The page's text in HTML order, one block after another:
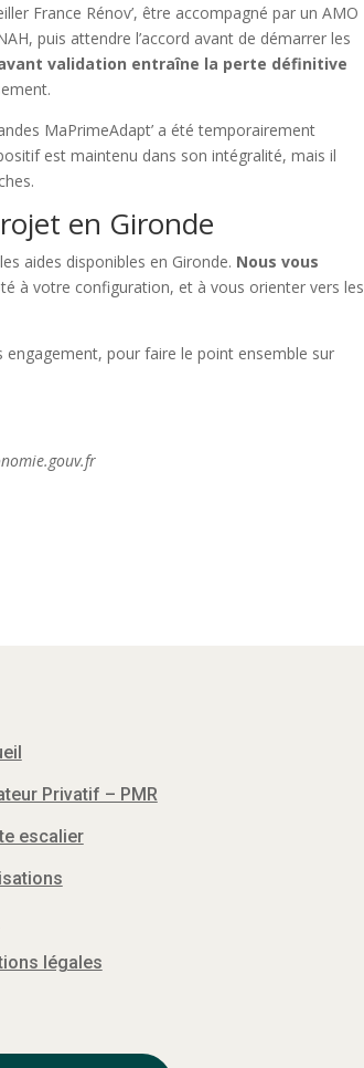
France Rénov’, être accompagné par un AMO
puis attendre l’accord avant de démarrer les
validation entraîne la perte définitive
MaPrimeAdapt’ a été temporairement
est maintenu dans son intégralité, mais il
en Gironde
aides disponibles en Gironde. Nous vous
à votre configuration, et à vous orienter vers les
pour faire le point ensemble sur
Privatif – PMR
escalier
légales